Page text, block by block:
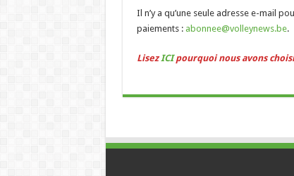
Il n’y a qu’une seule adresse e-mail
paiements : abonnee@volleynews.be.
Lisez ICIpourquoi nous avons